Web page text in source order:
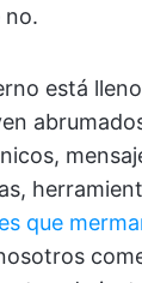
no.
está
que